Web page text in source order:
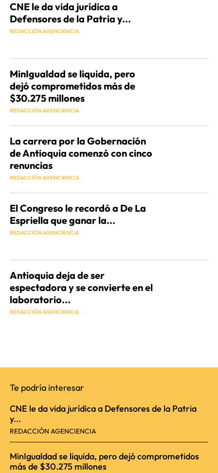
CNE le da vida jurídica a
Defensores de la Patria y...
REDACCIÓN AGENCIENCIA
MinIgualdad se liquida, pero
dejó comprometidos más de
$30.275 millones
REDACCIÓN AGENCIENCIA
La carrera por la Gobernación
de Antioquia comenzó con cinco
renuncias
REDACCIÓN AGENCIENCIA
El Congreso le recordó a De La
Espriella que ganar la...
REDACCIÓN AGENCIENCIA
Antioquia deja de ser
espectadora y se convierte en el
laboratorio...
REDACCIÓN AGENCIENCIA
Te podría interesar
CNE le da vida jurídica a Defensores de la Patria
y...
REDACCIÓN AGENCIENCIA
MinIgualdad se liquida, pero dejó comprometidos
más de $30.275 millones